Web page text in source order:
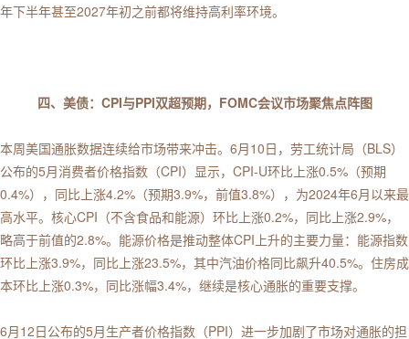
年下半年甚至2027年初之前都将维持高利率环境。
四、美债：CPI与PPI双超预期，FOMC会议市场聚焦点阵图
本周美国通胀数据连续给市场带来冲击。6月10日，劳工统计局（BLS）
公布的5月消费者价格指数（CPI）显示，CPI-U环比上涨0.5%（预期
0.4%），同比上涨4.2%（预期3.9%，前值3.8%），为2024年6月以来最
高水平。核心CPI（不含食品和能源）环比上涨0.2%，同比上涨2.9%，
略高于前值的2.8%。能源价格是推动整体CPI上升的主要力量：能源指数
环比上涨3.9%，同比上涨23.5%，其中汽油价格同比飙升40.5%。住房成
本环比上涨0.3%，同比涨幅3.4%，继续是核心通胀的重要支撑。
6月12日公布的5月生产者价格指数（PPI）进一步加剧了市场对通胀的担